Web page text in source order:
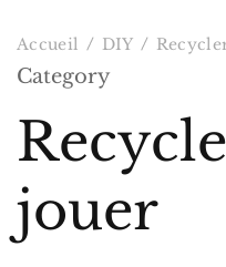
Accueil DIY
Category
jouer